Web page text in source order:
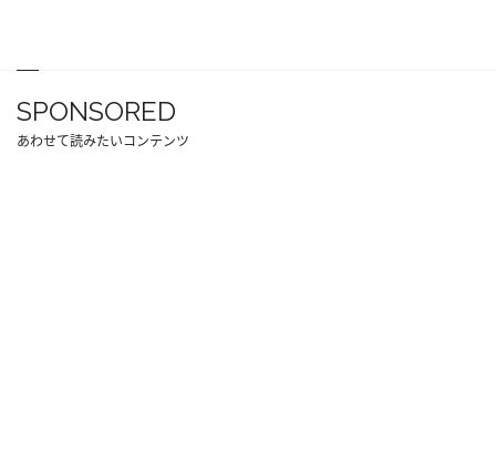
SPONSORED
あわせて読みたいコンテンツ